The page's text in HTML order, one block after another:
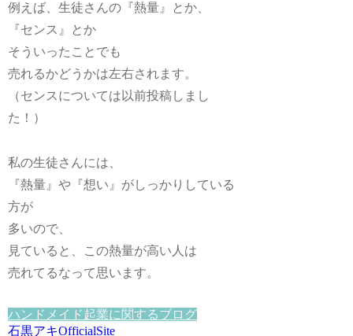
例えば、生徒さんの 『熱量』
とか、
『センス』
とか
そういったことでも
売れるかどうかは左右されます。
（センスについては以前投稿しまし
た！）
私の生徒さんには、
『熱量』や 『想い』 がしっかりしている
方が
多いので、
見ていると、
この熱量が高い人は
売れてるなって思います。
ハンドメイド起業に関するブログ
石黒アキOfficialSite